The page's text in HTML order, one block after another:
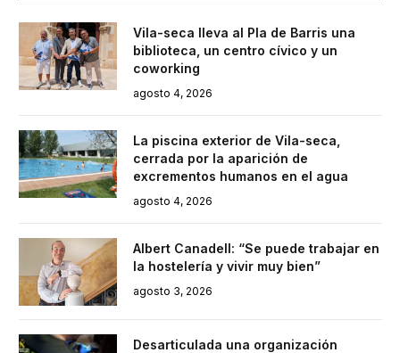
Vila-seca lleva al Pla de Barris una
biblioteca, un centro cívico y un
coworking
agosto 4, 2026
La piscina exterior de Vila-seca,
cerrada por la aparición de
excrementos humanos en el agua
agosto 4, 2026
Albert Canadell: “Se puede trabajar en
la hostelería y vivir muy bien”
agosto 3, 2026
Desarticulada una organización